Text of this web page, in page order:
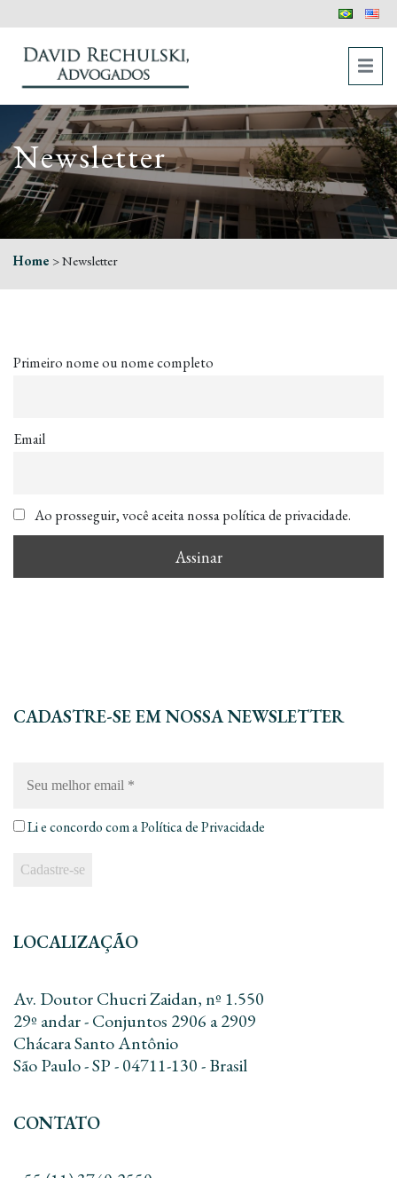
Newsletter
Home >Newsletter
Primeiro nome ou nome completo
Email
Ao prosseguir, você aceita nossa política de privacidade.
CADASTRE-SE EM NOSSA NEWSLETTER
melhor
Li e concordo com aPolítica de Privacidade
LOCALIZAÇÃO
Av. Doutor Chucri Zaidan, nº 1.550
29º andar - Conjuntos 2906 a 2909
Chácara Santo Antônio
São Paulo - SP - 04711-130 - Brasil
CONTATO
+55 (11) 3740-2550